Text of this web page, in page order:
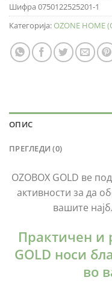
Шифра 0750122525201-1
Категорија:OZONE HOME
ОПИС
ПРЕГЛЕДИ (0)
OZOBOX GOLD ве
активности за да
вашите
Практичен и
GOLD носи
во